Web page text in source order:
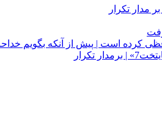
کرده است | پیش از آنکه بگویم